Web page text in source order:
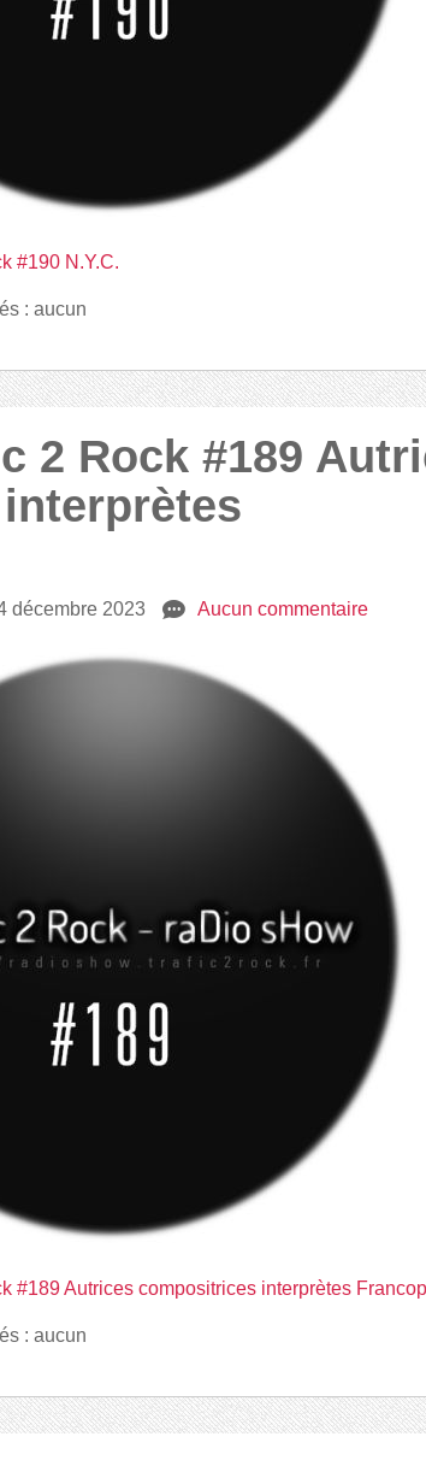
#190 N.Y.C.
: aucun
2 Rock #189
décembre 2023 e Aucun commentaire
#189 Autrices compositrices interprètes
: aucun